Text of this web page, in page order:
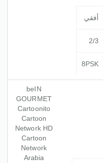
أفقي
2/3
8PSK
beIN
GOURMET
Cartoonito
Cartoon
Network HD
Cartoon
Network
Arabia